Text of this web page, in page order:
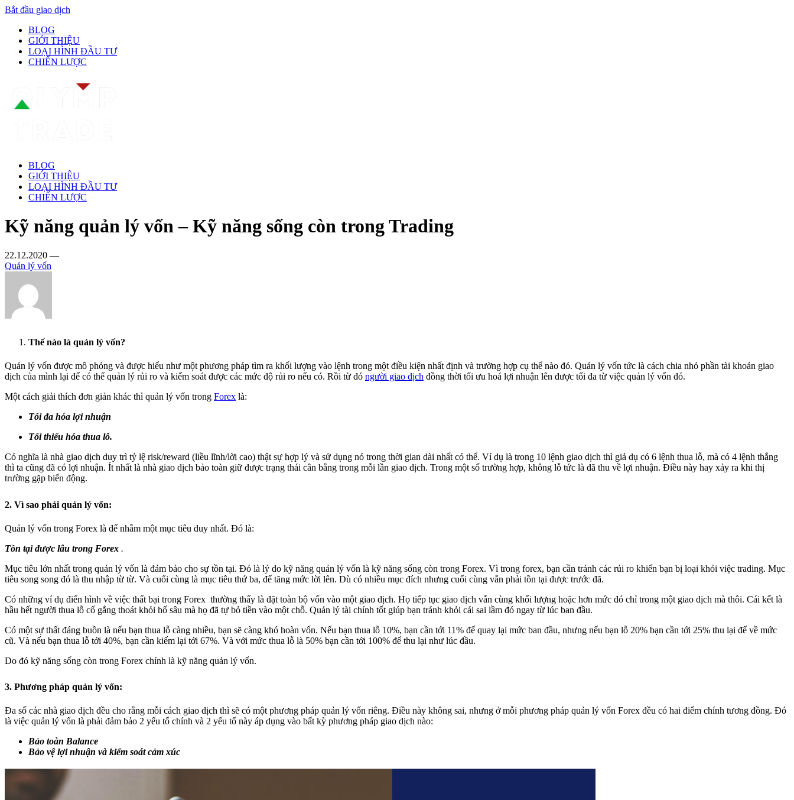
Bắt đầu giao dịch
BLOG
GIỚI THIỆU
LOẠI HÌNH ĐẦU TƯ
CHIẾN LƯỢC
BLOG
GIỚI THIỆU
LOẠI HÌNH ĐẦU TƯ
CHIẾN LƯỢC
Kỹ năng quản lý vốn – Kỹ năng sống còn trong Trading
22.12.2020 —
Quản lý vốn
Thế nào là quản lý vốn?
Quản lý vốn được mô phỏng và được hiểu như một phương pháp tìm ra khối lượng vào lệnh trong một điều kiện nhất định và trường hợp cụ thể nào đó. Quản lý vốn tức là cách chia nhỏ phần tài khoản giao
dịch của mình lại để có thể quản lý rủi ro và kiểm soát được các mức độ rủi ro nếu có. Rồi từ đó người giao dịch đồng thời tối ưu hoá lợi nhuận lên được tối đa từ việc quản lý vốn đó.
Một cách giải thích đơn giản khác thì quản lý vốn trong Forex là:
Tối đa hóa lợi nhuận
Tối thiểu hóa thua lỗ.
Có nghĩa là nhà giao dịch duy trì tỷ lệ risk/reward (liều lĩnh/lời cao) thật sự hợp lý và sử dụng nó trong thời gian dài nhất có thể. Ví dụ là trong 10 lệnh giao dịch thì giả dụ có 6 lệnh thua lỗ, mà có 4 lệnh thắng
thì ta cũng đã có lợi nhuận. Ít nhất là nhà giao dịch bảo toàn giữ được trạng thái cân bằng trong mỗi lần giao dịch. Trong một số trường hợp, không lỗ tức là đã thu về lợi nhuận. Điều này hay xảy ra khi thị
trường gặp biến động.
2. Vì sao phải quản lý vốn:
Quản lý vốn trong Forex là để nhằm một mục tiêu duy nhất. Đó là:
Tồn tại được lâu trong Forex .
Mục tiêu lớn nhất trong quản lý vốn là đảm bảo cho sự tồn tại. Đó là lý do kỹ năng quản lý vốn là kỹ năng sống còn trong Forex. Vì trong forex, bạn cần tránh các rủi ro khiến bạn bị loại khỏi việc trading. Mục
tiêu song song đó là thu nhập từ từ. Và cuối cùng là mục tiêu thứ ba, để tăng mức lời lên. Dù có nhiều mục đích nhưng cuối cùng vẫn phải tồn tại được trước đã.
Có những ví dụ điển hình về việc thất bại trong Forex thường thấy là đặt toàn bộ vốn vào một giao dịch. Họ tiếp tục giao dịch vẫn cùng khối lượng hoặc hơn mức đó chỉ trong một giao dịch mà thôi. Cái kết là
hầu hết người thua lỗ cố gắng thoát khỏi hố sâu mà họ đã tự bỏ tiền vào một chỗ. Quản lý tài chính tốt giúp bạn tránh khỏi cái sai lầm đó ngay từ lúc ban đầu.
Có một sự thất đáng buồn là nếu bạn thua lỗ càng nhiều, bạn sẽ càng khó hoàn vốn. Nếu bạn thua lỗ 10%, bạn cần tới 11% để quay lại mức ban đầu, nhưng nếu bạn lỗ 20% bạn cần tới 25% thu lại để về mức
cũ. Và nếu bạn thua lỗ tới 40%, bạn cần kiếm lại tới 67%. Và với mức thua lỗ là 50% bạn cần tới 100% để thu lại như lúc đầu.
Do đó kỹ năng sống còn trong Forex chính là kỹ năng quản lý vốn.
3. Phương pháp quản lý vốn:
Đa số các nhà giao dịch đều cho rằng mỗi cách giao dịch thì sẽ có một phương pháp quản lý vốn riêng. Điều này không sai, nhưng ở mỗi phương pháp quản lý vốn Forex đều có hai điểm chính tương đồng. Đó
là việc quản lý vốn là phải đảm bảo 2 yếu tố chính và 2 yếu tố này áp dụng vào bất kỳ phương pháp giao dịch nào:
Bảo toàn Balance
Bảo vệ lợi nhuận và kiểm soát cảm xúc